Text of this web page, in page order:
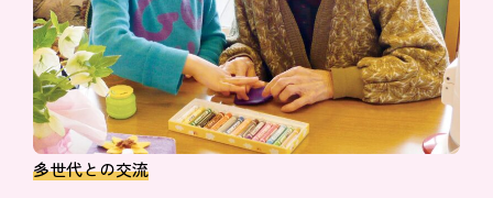
多世代との交流